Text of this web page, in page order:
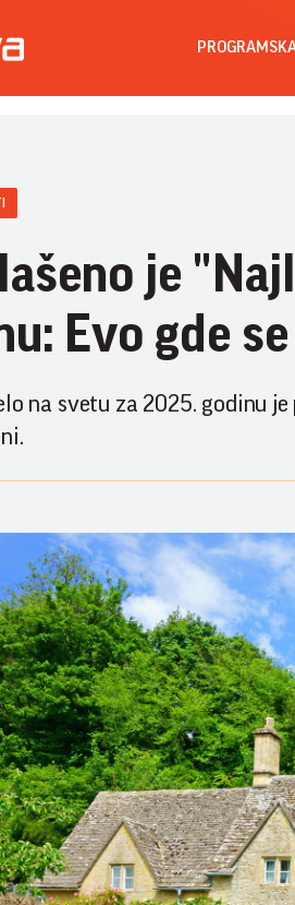
je
Evo gde
na svetu za 2025. godinu